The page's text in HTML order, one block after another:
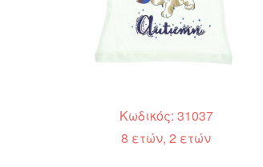
Κωδικός: 31037
8 ετών, 2 ετών